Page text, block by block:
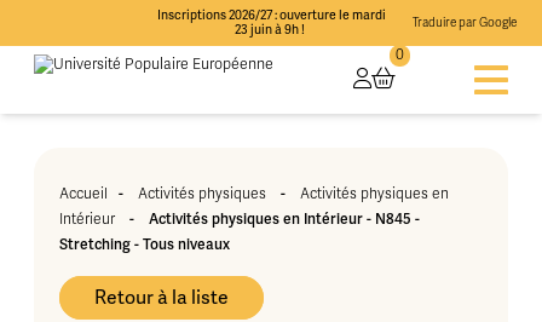
Inscriptions 2026/27 : ouverture le mardi
23 juin à 9h !
Traduire par Google
0
Accueil - Activités physiques - Activités physiques en
Intérieur
- Activités physiques en Intérieur - N845 -
Stretching - Tous niveaux
Retour à la liste